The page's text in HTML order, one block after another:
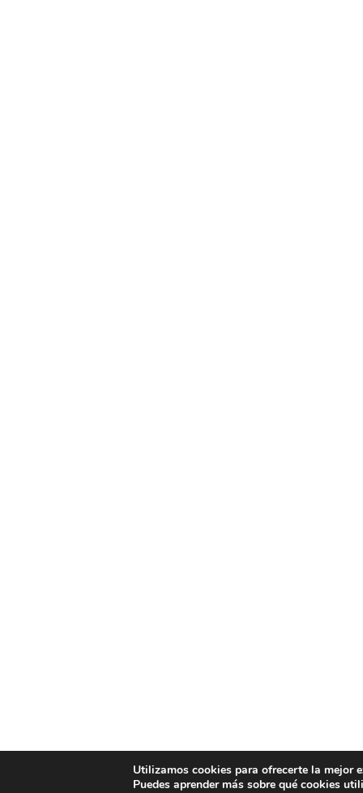
Utilizamos cookies para ofrecerte la mejor
Puedes aprender más sobre qué cookies